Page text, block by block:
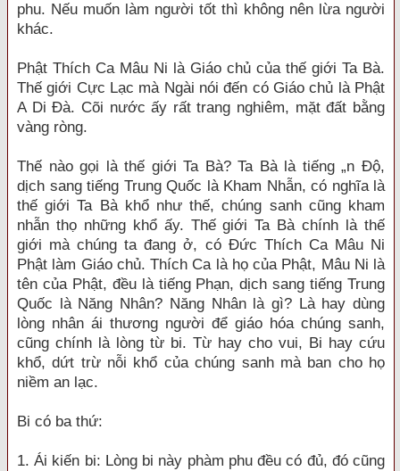
phu. Nếu muốn làm người tốt thì không nên lừa người
khác.
Phật Thích Ca Mâu Ni là Giáo chủ của thế giới Ta Bà.
Thế giới Cực Lạc mà Ngài nói đến có Giáo chủ là Phật
A Di Đà. Cõi nước ấy rất trang nghiêm, mặt đất bằng
vàng ròng.
Thế nào gọi là thế giới Ta Bà? Ta Bà là tiếng „n Độ,
dịch sang tiếng Trung Quốc là Kham Nhẫn, có nghĩa là
thế giới Ta Bà khổ như thế, chúng sanh cũng kham
nhẫn thọ những khổ ấy. Thế giới Ta Bà chính là thế
giới mà chúng ta đang ở, có Đức Thích Ca Mâu Ni
Phật làm Giáo chủ. Thích Ca là họ của Phật, Mâu Ni là
tên của Phật, đều là tiếng Phạn, dịch sang tiếng Trung
Quốc là Năng Nhân? Năng Nhân là gì? Là hay dùng
lòng nhân ái thương người để giáo hóa chúng sanh,
cũng chính là lòng từ bi. Từ hay cho vui, Bi hay cứu
khổ, dứt trừ nỗi khổ của chúng sanh mà ban cho họ
niềm an lạc.
Bi có ba thứ:
1. Ái kiến bi: Lòng bi này phàm phu đều có đủ, đó cũng